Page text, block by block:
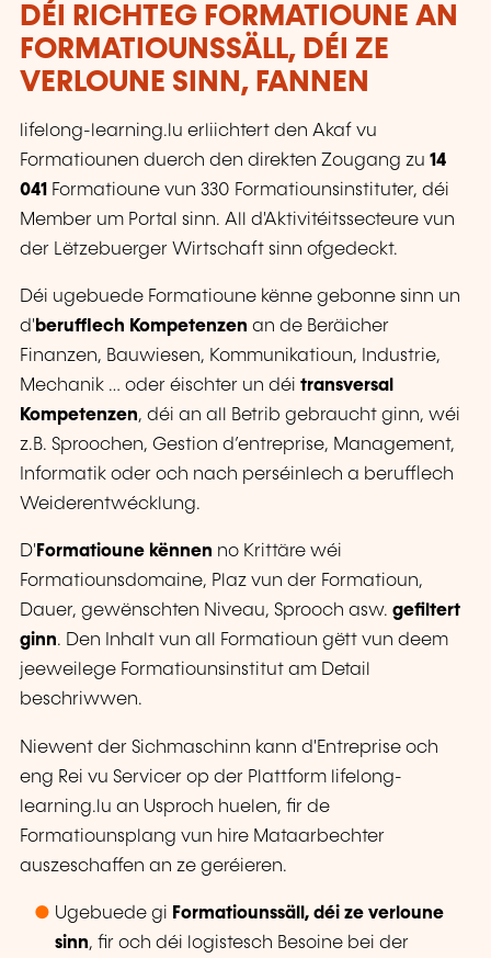
DÉI RICHTEG FORMATIOUNE AN
FORMATIOUNSSÄLL, DÉI ZE
VERLOUNE SINN, FANNEN
lifelong-learning.lu erliichtert den Akaf vu
Formatiounen duerch den direkten Zougang zu 14
041 Formatioune vun 330 Formatiounsinstituter, déi
Member um Portal sinn. All d'Aktivitéitssecteure vun
der Lëtzebuerger Wirtschaft sinn ofgedeckt.
Déi ugebuede Formatioune kënne gebonne sinn un
d' berufflech Kompetenzen an de Beräicher
Finanzen, Bauwiesen, Kommunikatioun, Industrie,
Mechanik … oder éischter un déi transversal
Kompetenzen, déi an all Betrib gebraucht ginn, wéi
z.B. Sproochen, Gestion d’entreprise, Management,
Informatik oder och nach perséinlech a berufflech
Weiderentwécklung.
D'Formatioune kënnen no Krittäre wéi
Formatiounsdomaine, Plaz vun der Formatioun,
Dauer, gewënschten Niveau, Sprooch asw. gefiltert
ginn. Den Inhalt vun all Formatioun gëtt vun deem
jeeweilege Formatiounsinstitut am Detail
beschriwwen.
Niewent der Sichmaschinn kann d'Entreprise och
eng Rei vu Servicer op der Plattform lifelong-
learning.lu an Usproch huelen, fir de
Formatiounsplang vun hire Mataarbechter
auszeschaffen an ze geréieren.
Ugebuede gi Formatiounssäll, déi ze verloune
sinn, fir och déi logistesch Besoine bei der